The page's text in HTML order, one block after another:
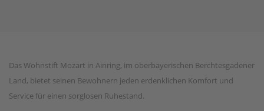
Das Wohnstift Mozart in Ainring, im oberbayerischen Berchtesgadener
Land, bietet seinen Bewohnern jeden erdenklichen Komfort und
Service für einen sorglosen Ruhestand.